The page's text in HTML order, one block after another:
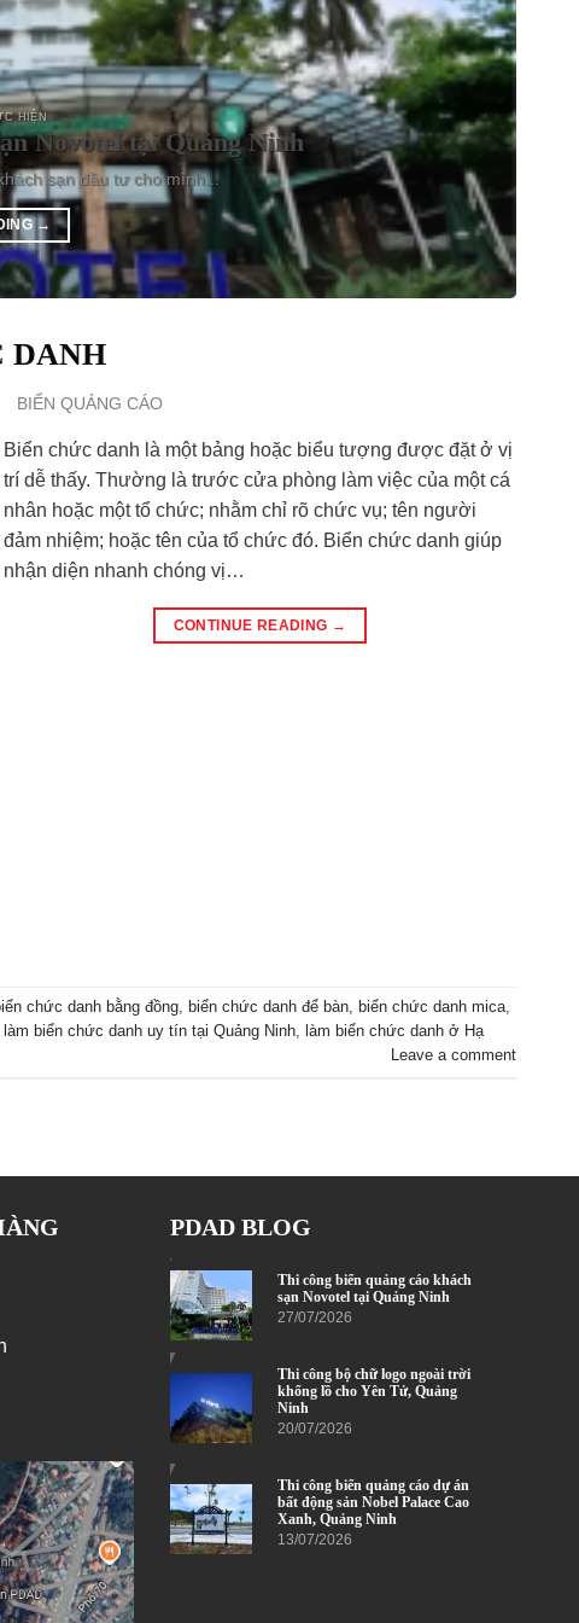
HIỆN
Novotel tại Quảng Ninh
sạn đầu tư cho mình...
→
DANH
BIỂN QUẢNG CÁO
Biển chức danh là một bảng hoặc biểu tượng được đặt ở vị
trí dễ thấy. Thường là trước cửa phòng làm việc của một cá
nhân hoặc một tổ chức; nhằm chỉ rõ chức vụ; tên người
đảm nhiệm; hoặc tên của tổ chức đó. Biển chức danh giúp
nhận diện nhanh chóng vị…
CONTINUE READING →
chức danh bằng đồng, biển chức danh để bàn, biển chức danh mica,
biển chức danh uy tín tại Quảng Ninh, làm biển chức danh ở Hạ
Leave a comment
PDAD BLOG
Thi công biển quảng cáo khách
sạn Novotel tại Quảng Ninh
27/07/2026
Thi công bộ chữ logo ngoài trời
khổng lồ cho Yên Tử, Quảng
Ninh
20/07/2026
Thi công biển quảng cáo dự án
bất động sản Nobel Palace Cao
Xanh, Quảng Ninh
13/07/2026